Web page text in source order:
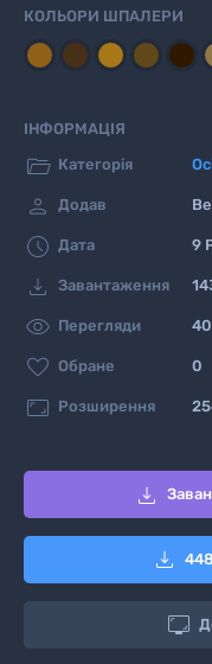
КОЛЬОРИ ШПАЛЕРИ
ІНФОРМАЦІЯ
 Категорія
 Додав
 Дата 9
 Завантаження
 Перегляди
 Обране 0
 Розширення

 448
